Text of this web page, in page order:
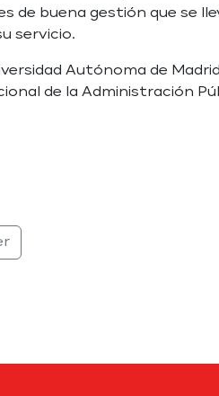
de buena gestión que se
servicio.
Autónoma de
de la Administración